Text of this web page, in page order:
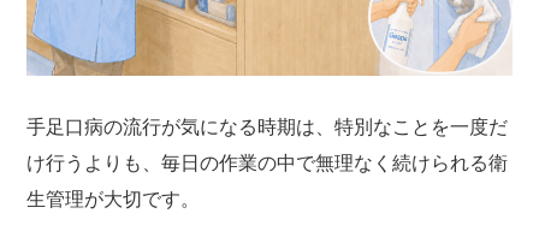
手足口病の流行が気になる時期は、特別なことを一度だ
け行うよりも、毎日の作業の中で無理なく続けられる衛
生管理が大切です。